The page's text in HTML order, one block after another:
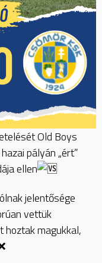
Old Boys
pályán „ért”
ellen
jelentősége
vettük
hoztak magukkal,